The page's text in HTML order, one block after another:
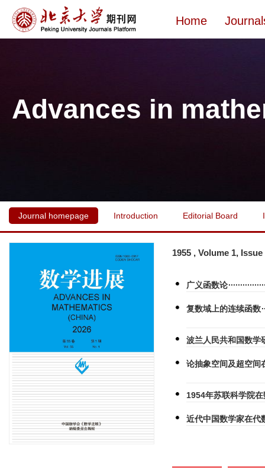
Home
Advances in
Journal homepage Introduction Editorial Board
1955 , Volume 1,
广义函数论
复数域上的连续函数
波兰人民共和国数学
论抽象空间及超空间
1954年苏联科学院
近代中国数学家在代